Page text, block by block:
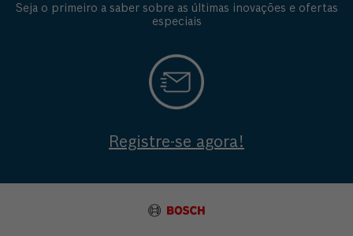
Seja o primeiro a saber sobre as últimas inovações e ofertas
especiais
Registre-se agora!